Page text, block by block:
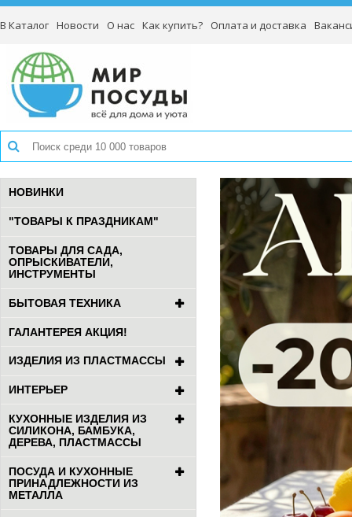
В Каталог Новости О нас Как купить? Оплата и доставка
НОВИНКИ
"ТОВАРЫ К ПРАЗДНИКАМ"
ТОВАРЫ ДЛЯ САДА,
ОПРЫСКИВАТЕЛИ,
ИНСТРУМЕНТЫ
БЫТОВАЯ ТЕХНИКА
ГАЛАНТЕРЕЯ АКЦИЯ!
ИЗДЕЛИЯ ИЗ ПЛАСТМАССЫ
ИНТЕРЬЕР
КУХОННЫЕ ИЗДЕЛИЯ ИЗ
СИЛИКОНА, БАМБУКА,
ДЕРЕВА, ПЛАСТМАССЫ
ПОСУДА И КУХОННЫЕ
ПРИНАДЛЕЖНОСТИ ИЗ
МЕТАЛЛА